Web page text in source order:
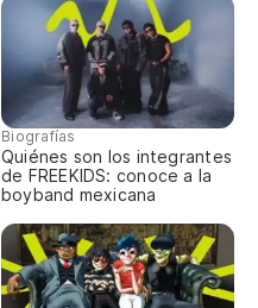
Biografías
Quiénes son los integrantes
de FREEKIDS: conoce a la
boyband mexicana